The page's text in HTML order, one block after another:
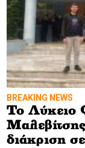
BREAKING NEWS
Το Λύκειο
διάκριση